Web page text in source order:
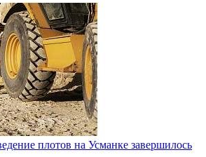
плотов на Усманке завершилось